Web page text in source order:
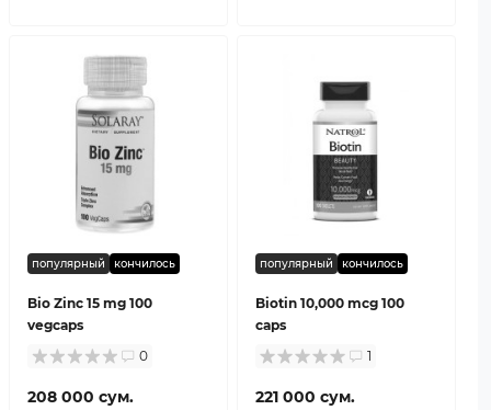
популярный кончилось
Bio Zinc 15 mg 100
vegcaps
0
208 000 сум.
популярный кончилось
Biotin 10,000 mcg 100
caps
1
221 000 сум.